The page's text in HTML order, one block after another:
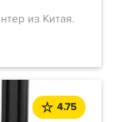
из Китая.
4.75